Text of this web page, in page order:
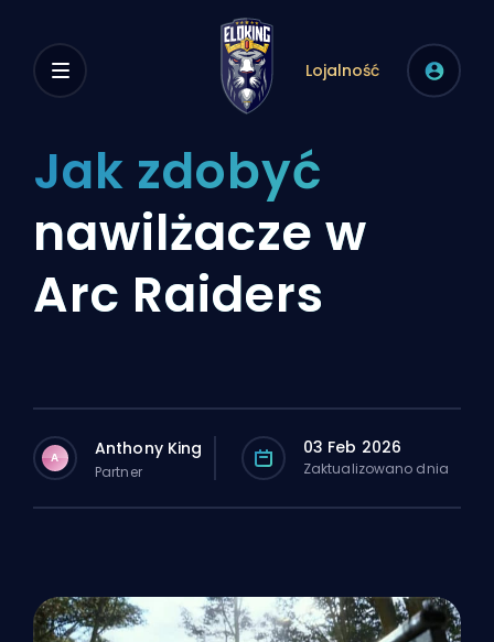
Lojalność
Jak zdobyć
nawilżacze w
Arc Raiders
A Anthony King
Partner
03 Feb 2026
Zaktualizowano dnia